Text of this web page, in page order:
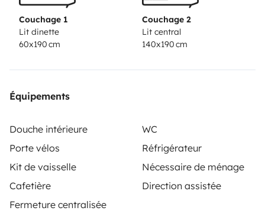
Couchage 1
Lit dinette
60x190 cm
Couchage 2
Lit central
140x190 cm
Équipements
Douche intérieure
WC
Porte vélos
Réfrigérateur
Kit de vaisselle
Nécessaire de ménage
Cafetière
Direction assistée
Fermeture centralisée